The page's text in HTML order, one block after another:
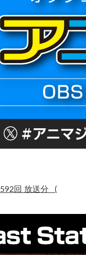
回 放送分 (